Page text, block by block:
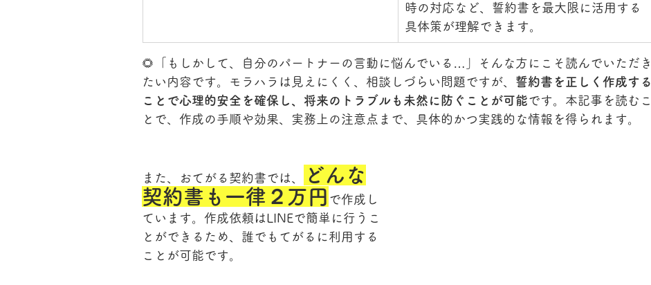
時の対応など、誓約書を最大限に活用する
具体策が理解できます。
🌻「もしかして、自分のパートナーの言動に悩んでいる…」そんな方にこそ読んでいただき
たい内容です。モラハラは見えにくく、相談しづらい問題ですが、 誓約書を正しく作成する
ことで心理的安全を確保し、将来のトラブルも未然に防ぐことが可能です。本記事を読むこ
とで、作成の手順や効果、実務上の注意点まで、具体的かつ実践的な情報を得られます。
また、おてがる契約書では、
どんな
契約書も一律２万円 で作成し
ています。作成依頼はLINEで簡単に行うこ
とができるため、誰でもてがるに利用する
ことが可能です。